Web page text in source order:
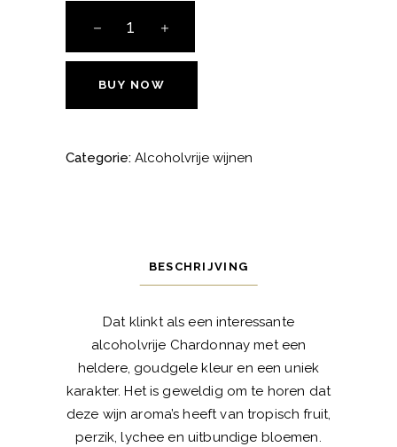
Zero
chardonnay
aantalBUY NOW
Categorie: Alcoholvrije wijnen
BESCHRIJVING
Dat klinkt als een interessante
alcoholvrije Chardonnay met een
heldere, goudgele kleur en een uniek
karakter. Het is geweldig om te horen dat
deze wijn aroma’s heeft van tropisch fruit,
perzik, lychee en uitbundige bloemen.